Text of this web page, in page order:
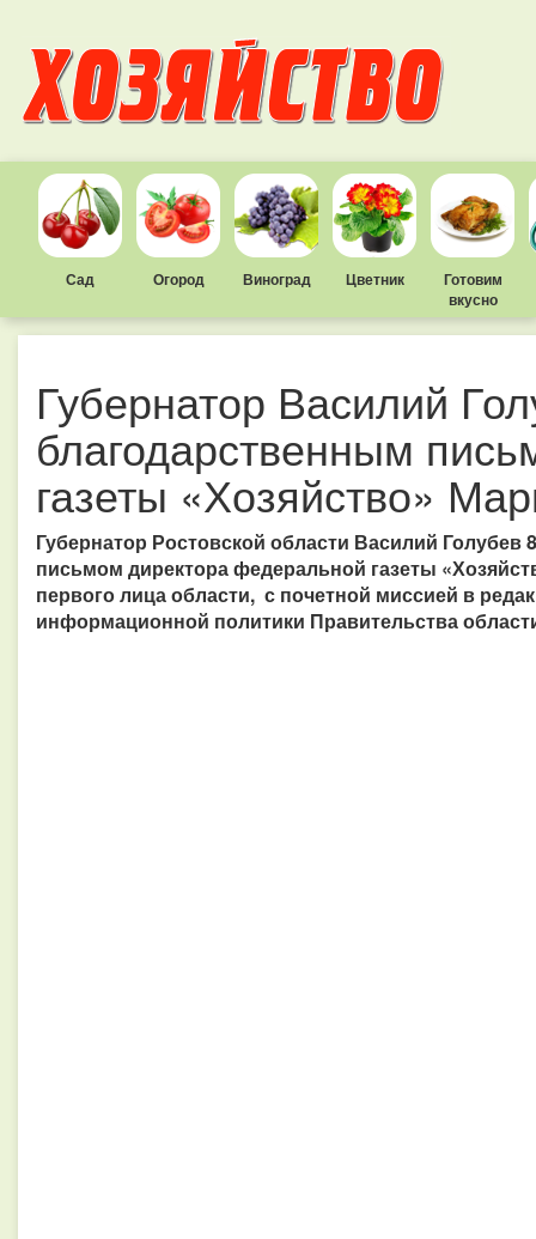
Сад Огород Виноград Цветник
Готовим
вкусно
Губернатор Василий
благодарственным
газеты «Хозяйство»
Губернатор Ростовской области Василий
письмом директора федеральной газеты
первого лица области, с почетной миссией в
информационной политики Правительства